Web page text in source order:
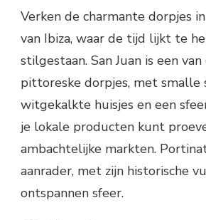
Verken de charmante dorpjes
van Ibiza, waar de tijd lijkt te
stilgestaan. San Juan is een
pittoreske dorpjes, met smalle
witgekalkte huisjes en een
je lokale producten kunt
ambachtelijke markten.
aanrader, met zijn historische
ontspannen sfeer.